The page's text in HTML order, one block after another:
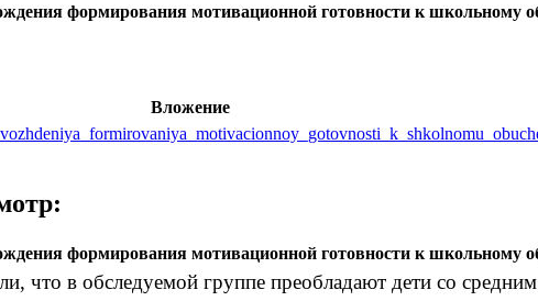
формирования мотивационной готовности к школьному
Вложение
формирования мотивационной готовности к школьному
что в обследуемой группе преобладают дети со